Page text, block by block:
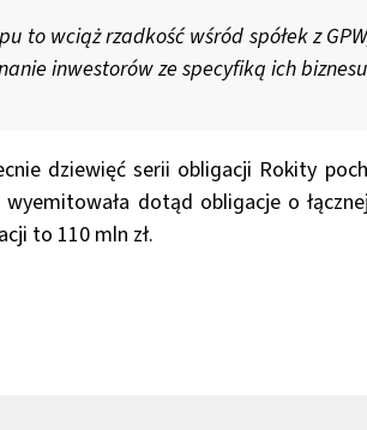
to wciąż rzadkość wśród spółek z
inwestorów ze specyfiką ich
dziewięć serii obligacji Rokity
wyemitowała dotąd obligacje o
to 110 mln zł.